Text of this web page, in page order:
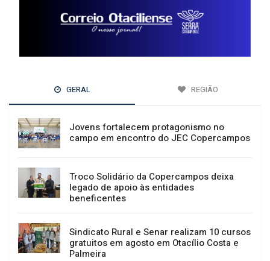
GERAL REGIÃO
Jovens fortalecem protagonismo no
campo em encontro do JEC Copercampos
Troco Solidário da Copercampos deixa
legado de apoio às entidades
beneficentes
Sindicato Rural e Senar realizam 10 cursos
gratuitos em agosto em Otacílio Costa e
Palmeira